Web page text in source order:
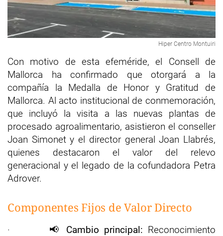
Hiper Centro Montuiri
Con motivo de esta efeméride, el Consell de
Mallorca ha confirmado que otorgará a la
compañía la Medalla de Honor y Gratitud de
Mallorca. Al acto institucional de conmemoración,
que incluyó la visita a las nuevas plantas de
procesado agroalimentario, asistieron el conseller
Joan Simonet y el director general Joan Llabrés,
quienes destacaron el valor del relevo
generacional y el legado de la cofundadora Petra
Adrover.
Componentes Fijos de Valor Directo
· 📢 Cambio principal: Reconocimiento